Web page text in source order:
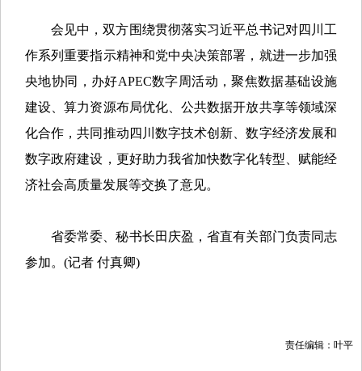
会见中，双方围绕贯彻落实习近平总书记对四川工
作系列重要指示精神和党中央决策部署，就进一步加强
央地协同，办好APEC数字周活动，聚焦数据基础设施
建设、算力资源布局优化、公共数据开放共享等领域深
化合作，共同推动四川数字技术创新、数字经济发展和
数字政府建设，更好助力我省加快数字化转型、赋能经
济社会高质量发展等交换了意见。
省委常委、秘书长田庆盈，省直有关部门负责同志
参加。(记者 付真卿)
责任编辑：叶平